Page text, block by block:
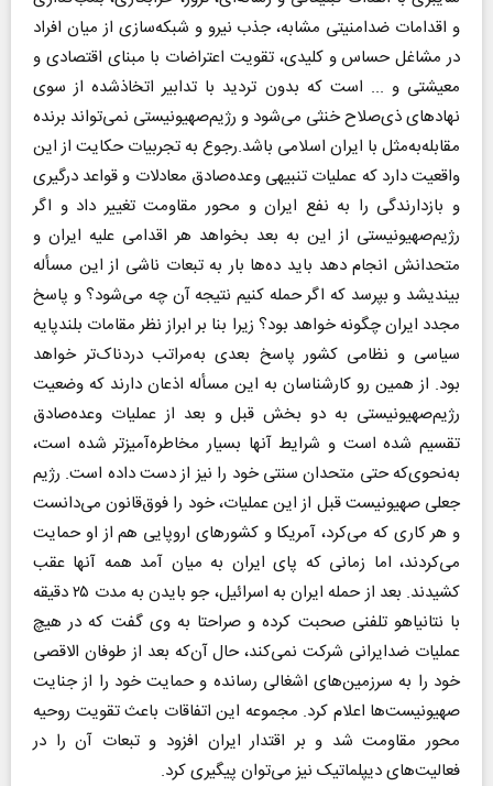
و اقدامات ضدامنیتی مشابه، جذب نیرو و شبکه‌سازی از میان افراد
در مشاغل حساس و کلیدی، تقویت اعتراضات با مبنای اقتصادی و
معیشتی و ... است که بدون تردید با تدابیر اتخاذشده از سوی
نهادهای ذی‌صلاح خنثی می‌شود و رژیم‌صهیونیستی نمی‌تواند برنده
مقابله‌به‌مثل با ایران اسلامی باشد.رجوع به تجربیات حکایت از این
واقعیت دارد که عملیات تنبیهی وعده‌صادق معادلات و قواعد درگیری
و بازدارندگی را به نفع ایران و محور مقاومت تغییر داد و اگر
رژیم‌صهیونیستی از این به بعد بخواهد هر اقدامی علیه ایران و
متحدانش انجام دهد باید ده‌ها بار به تبعات ناشی از این مسأله
بیندیشد و بپرسد که اگر حمله کنیم نتیجه آن چه می‌شود؟ و پاسخ
مجدد ایران چگونه خواهد بود؟ زیرا بنا بر ابراز نظر مقامات بلندپایه
سیاسی و نظامی کشور پاسخ بعدی به‌مراتب دردناک‌تر خواهد
بود. از همین رو کارشناسان به این مسأله اذعان دارند که وضعیت
رژیم‌صهیونیستی به دو بخش قبل و بعد از عملیات وعده‌صادق
تقسیم شده است و شرایط آنها بسیار مخاطره‌آمیزتر شده است،
به‌نحوی‌که حتی متحدان سنتی خود را نیز از دست داده است. رژیم
جعلی صهیونیست قبل از این عملیات، خود را فوق‌قانون می‌دانست
و هر کاری که می‌کرد، آمریکا و کشورهای اروپایی هم از او حمایت
می‌کردند، اما زمانی که پای ایران به میان آمد همه آنها عقب
کشیدند. بعد از حمله ایران به اسرائیل، جو بایدن به مدت ۲۵ دقیقه
با نتانیاهو تلفنی صحبت کرده و صراحتا به وی گفت که در هیچ
عملیات ضدایرانی شرکت نمی‌کند، حال آن‌که بعد از طوفان الاقصی
خود را به سرزمین‌های اشغالی رسانده و حمایت خود را از جنایت
صهیونیست‌ها اعلام کرد. مجموعه این اتفاقات باعث تقویت روحیه
محور مقاومت شد و بر اقتدار ایران افزود و تبعات آن را در
فعالیت‌های دیپلماتیک نیز می‌توان پیگیری کرد.